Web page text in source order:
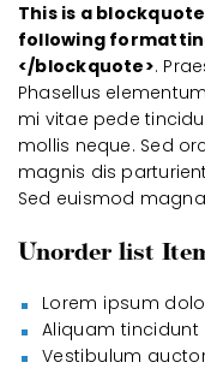
This is a
following
</blockquote>.
Phasellus
mi vitae pede
mollis neque. Sed
magnis dis
Sed euismod
Unorder list
Lorem ipsum
Aliquam tincidunt
Vestibulum